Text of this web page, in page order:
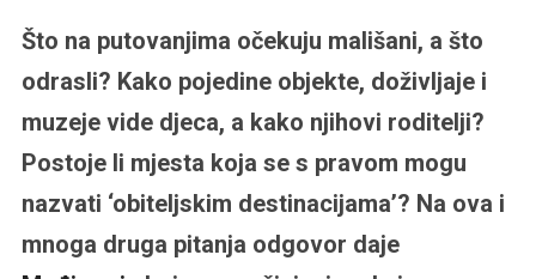
Što na putovanjima očekuju mališani, a što
odrasli? Kako pojedine objekte, doživljaje i
muzeje vide djeca, a kako njihovi roditelji?
Postoje li mjesta koja se s pravom mogu
nazvati ‘obiteljskim destinacijama’? Na ova i
mnoga druga pitanja odgovor daje